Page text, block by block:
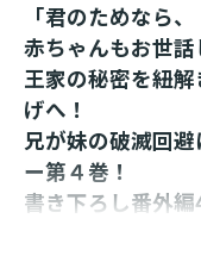
「君のためなら、
赤ちゃんもお世話
王家の秘密を紐
げへ！
兄が妹の破滅回
ー第４巻！
書き下ろし番外